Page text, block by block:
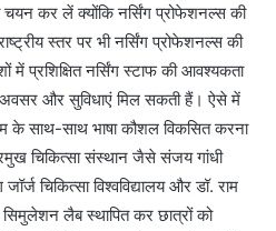
कर लें क्योंकि नर्सिंग प्रोफेशनल्स की
स्तर पर भी नर्सिंग प्रोफेशनल्स की
में प्रशिक्षित नर्सिंग स्टाफ की आवश्यकता
अवसर और सुविधाएं मिल सकती हैं। ऐसे में
के साथ-साथ भाषा कौशल विकसित करना
चिकित्सा संस्थान जैसे संजय गांधी
चिकित्सा विश्वविद्यालय और डॉ. राम
सिमुलेशन लैब स्थापित कर छात्रों को